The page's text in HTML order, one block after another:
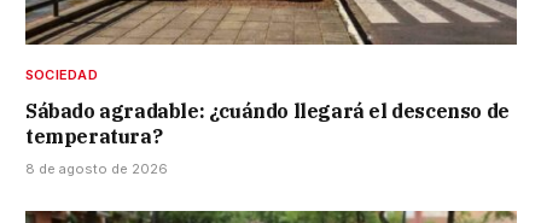
SOCIEDAD
Sábado agradable: ¿cuándo llegará el descenso de
temperatura?
8 de agosto de 2026